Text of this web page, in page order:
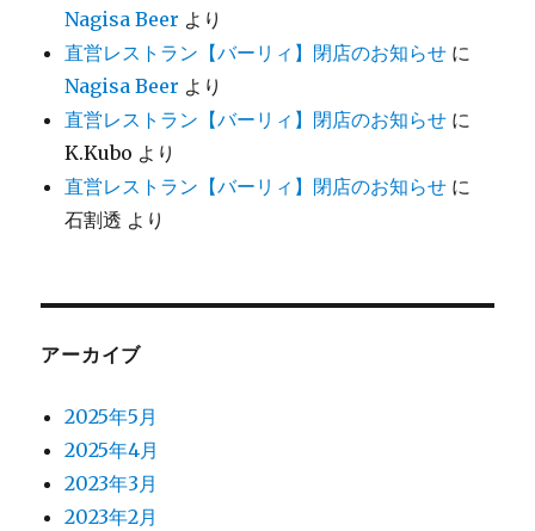
Nagisa Beer より
直営レストラン【バーリィ】閉店のお知らせ に
Nagisa Beer より
直営レストラン【バーリィ】閉店のお知らせ に
K.Kubo より
直営レストラン【バーリィ】閉店のお知らせ に
石割透 より
アーカイブ
2025年5月
2025年4月
2023年3月
2023年2月